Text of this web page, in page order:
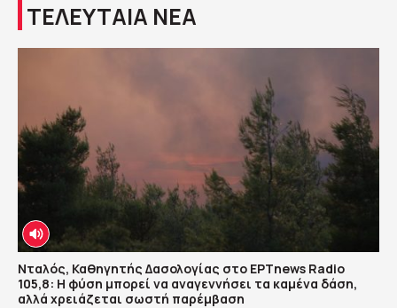
ΤΕΛΕΥΤΑΙΑ ΝΕΑ
Νταλός, Καθηγητής Δασολογίας στο ΕΡΤnews Radio
105,8: Η φύση μπορεί να αναγεννήσει τα καμένα δάση,
αλλά χρειάζεται σωστή παρέμβαση